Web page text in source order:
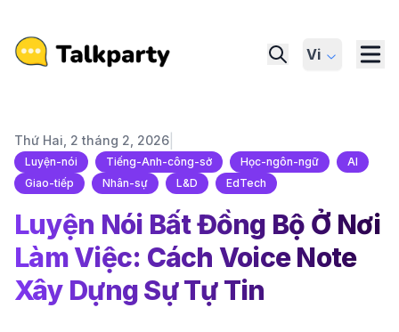
Vi
Thứ Hai, 2 tháng 2, 2026
Luyện-nói Tiếng-Anh-công-sở Học-ngôn-ngữ
AI
Giao-tiếp
Nhân-sự L&D EdTech
Luyện Nói Bất Đồng Bộ Ở Nơi
Làm Việc: Cách Voice Note
Xây Dựng Sự Tự Tin